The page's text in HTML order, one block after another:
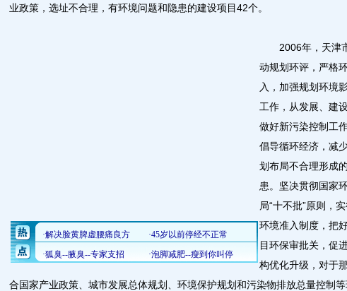
业政策，选址不合理，有环境问题和隐患的建设项目42个。
2006年，天津
动规划环评，严格
入，加强规划环境
工作，从发展、建
做好新污染控制工
倡导循环经济，减
划布局不合理形成
患。坚决贯彻国家
局“十不批”原则，
环境准入制度，把
目环保审批关，促
构优化升级，对于
合国家产业政策、城市发展总体规划、环境保护规划和污染物排放总量控制